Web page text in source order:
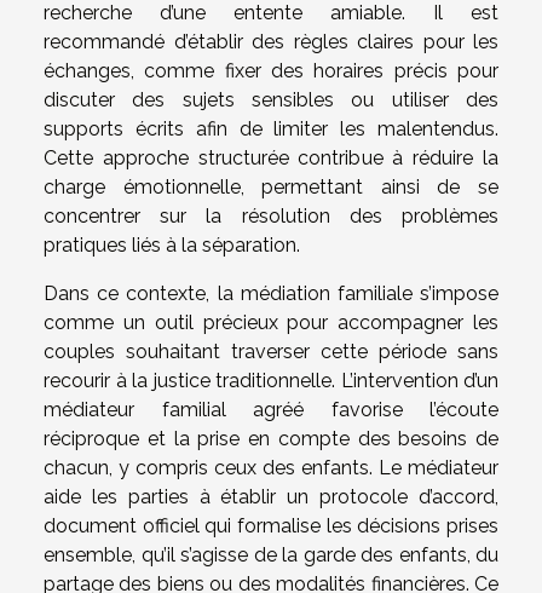
recherche d’une entente amiable. Il est
recommandé d’établir des règles claires pour les
échanges, comme fixer des horaires précis pour
discuter des sujets sensibles ou utiliser des
supports écrits afin de limiter les malentendus.
Cette approche structurée contribue à réduire la
charge émotionnelle, permettant ainsi de se
concentrer sur la résolution des problèmes
pratiques liés à la séparation.
Dans ce contexte, la médiation familiale s’impose
comme un outil précieux pour accompagner les
couples souhaitant traverser cette période sans
recourir à la justice traditionnelle. L’intervention d’un
médiateur familial agréé favorise l’écoute
réciproque et la prise en compte des besoins de
chacun, y compris ceux des enfants. Le médiateur
aide les parties à établir un protocole d’accord,
document officiel qui formalise les décisions prises
ensemble, qu’il s’agisse de la garde des enfants, du
partage des biens ou des modalités financières. Ce